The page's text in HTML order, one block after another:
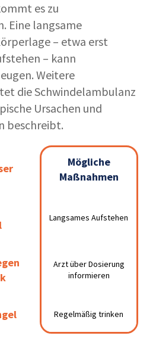
es zu
Eine langsame
– etwa erst
– kann
Weitere
dieSchwindelambulanz
Ursachen und
beschreibt.
Mögliche
Maßnahmen
Aufstehen
Arzt über Dosierung
informieren
Regelmäßig trinken
Mögliche
Maßnahmen
Langsames Aufstehen
Arzt über Dosierung
informieren
Regelmäßig trinken